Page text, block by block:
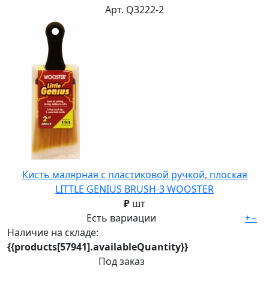
Арт. Q3222-2
Кисть малярная с пластиковой ручкой, плоская
LITTLE GENIUS BRUSH-3 WOOSTER
₽ шт
Есть вариации
Наличие на складе:
{{products[57941].availableQuantity}}
Под заказ
+−